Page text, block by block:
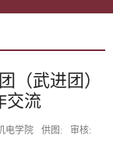
（武进团）
交流
电学院 供图: 审核: